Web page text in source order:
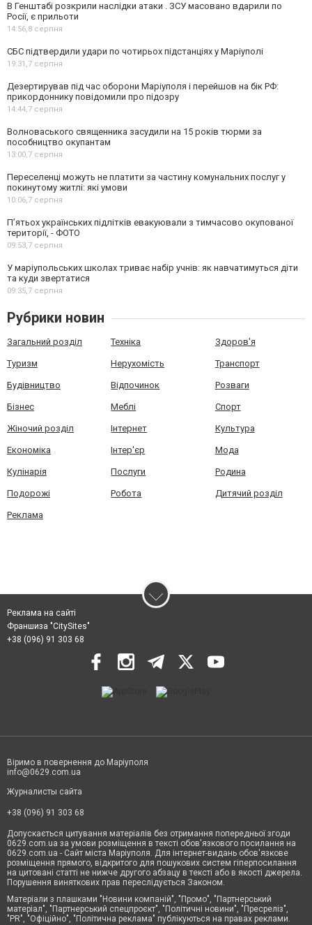
В Генштабі розкрили наслідки атаки . ЗСУ масовано вдарили по
Росії, є прильоти
14:56,8 серпня
СБС підтвердили удари по чотирьох підстанціях у Маріуполі
19:31,7 серпня
Дезертирував під час оборони Маріуполя і перейшов на бік РФ:
прикордоннику повідомили про підозру
14:44,7 серпня
Волноваського священника засудили на 15 років тюрми за
пособництво окупантам
13:00,7 серпня
Переселенці можуть не платити за частину комунальних послуг у
покинутому житлі: які умови
10:06,7 серпня
П’ятьох українських підлітків евакуювали з тимчасово окупованої
території, - ФОТО
09:53,7 серпня
У маріупольських школах триває набір учнів: як навчатимуться діти
та куди звертатися
09:35,7 серпня
Рубрики новин
Загальний розділ Техніка Здоров'я
Туризм Нерухомість Транспорт
Будівництво Відпочинок Розваги
Бізнес Меблі Спорт
Жіночий розділ Інтернет Культура
Економіка Інтер'єр Мода
Кулінарія Послуги Родина
Подорожі Робота Дитячий розділ
Реклама
Реклама на сайті
Франшиза "CitySites"
+38 (096) 91 303 68
Віримо в повернення до Маріуполя
info@0629.com.ua
Журналисты сайта
+38 (096) 91 303 68
Допускається цитування матеріалів без отримання попередньої згоди
0629.com.ua за умови розміщення в тексті обов'язкового посилання на
0629.com.ua - Сайт міста Маріуполя. Для інтернет-видань обов'язкове
розміщення прямого, відкритого для пошукових систем гіперпосилання
на цитовані статті не нижче другого абзацу в тексті або в якості джерела.
Порушення виняткових прав переслідується Законом.
Матеріали з плашками "Новини компаній", "Промо", "Партнерський
матеріал", "Партнерський спецпроєкт", "Політичні новини", "Пресреліз",
"PR", "Офіційно", "Політична реклама" публікуються на правах реклами.